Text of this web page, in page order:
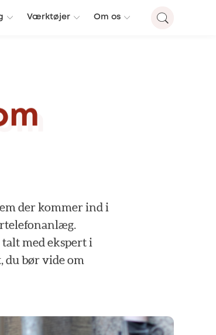
Værktøjer Om os
der kommer ind i
taltmedeksperti
dubørvideom